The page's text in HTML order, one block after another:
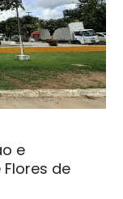
e
de